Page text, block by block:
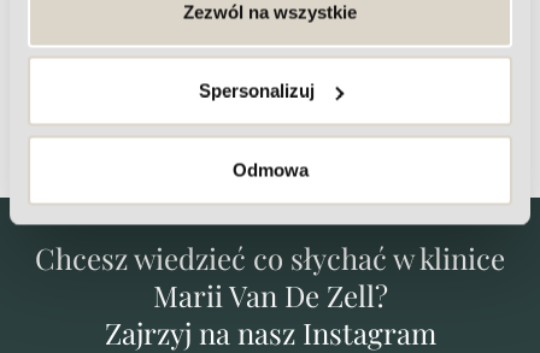
Zezwól na wszystkie
Spersonalizuj
Odmowa
CELLULIT
Chcesz wiedzieć co słychać w klinice
Marii Van De Zell?
Zajrzyj na nasz Instagram